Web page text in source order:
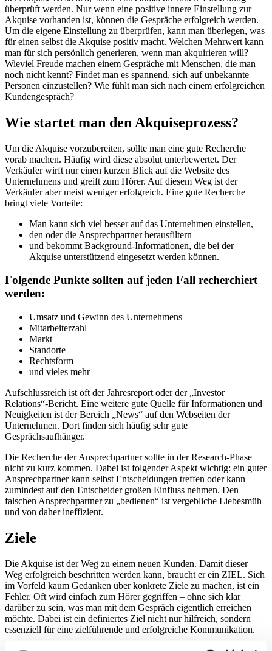
überprüft werden. Nur wenn eine positive innere Einstellung zur
Akquise vorhanden ist, können die Gespräche erfolgreich werden.
Um die eigene Einstellung zu überprüfen, kann man überlegen, was
für einen selbst die Akquise positiv macht. Welchen Mehrwert kann
man für sich persönlich generieren, wenn man akquirieren will?
Wieviel Freude machen einem Gespräche mit Menschen, die man
noch nicht kennt? Findet man es spannend, sich auf unbekannte
Personen einzustellen? Wie fühlt man sich nach einem erfolgreichen
Kundengespräch?
Wie startet man den Akquiseprozess?
Um die Akquise vorzubereiten, sollte man eine gute Recherche
vorab machen. Häufig wird diese absolut unterbewertet. Der
Verkäufer wirft nur einen kurzen Blick auf die Website des
Unternehmens und greift zum Hörer. Auf diesem Weg ist der
Verkäufer aber meist weniger erfolgreich. Eine gute Recherche
bringt viele Vorteile:
Man kann sich viel besser auf das Unternehmen einstellen,
den oder die Ansprechpartner herausfiltern
und bekommt Background-Informationen, die bei der
Akquise unterstützend eingesetzt werden können.
Folgende Punkte sollten auf jeden Fall recherchiert
werden:
Umsatz und Gewinn des Unternehmens
Mitarbeiterzahl
Markt
Standorte
Rechtsform
und vieles mehr
Aufschlussreich ist oft der Jahresreport oder der „Investor
Relations“-Bericht. Eine weitere gute Quelle für Informationen und
Neuigkeiten ist der Bereich „News“ auf den Webseiten der
Unternehmen. Dort finden sich häufig sehr gute
Gesprächsaufhänger.
Die Recherche der Ansprechpartner sollte in der Research-Phase
nicht zu kurz kommen. Dabei ist folgender Aspekt wichtig: ein guter
Ansprechpartner kann selbst Entscheidungen treffen oder kann
zumindest auf den Entscheider großen Einfluss nehmen. Den
falschen Ansprechpartner zu „bedienen“ ist vergebliche Liebesmüh
und von daher ineffizient.
Ziele
Die Akquise ist der Weg zu einem neuen Kunden. Damit dieser
Weg erfolgreich beschritten werden kann, braucht er ein ZIEL. Sich
im Vorfeld kaum Gedanken über konkrete Ziele zu machen, ist ein
Fehler. Oft wird einfach zum Hörer gegriffen – ohne sich klar
darüber zu sein, was man mit dem Gespräch eigentlich erreichen
möchte. Dabei ist ein definiertes Ziel nicht nur hilfreich, sondern
essenziell für eine zielführende und erfolgreiche Kommunikation.